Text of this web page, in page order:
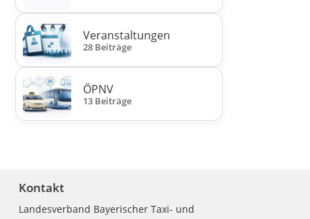
Veranstaltungen
28 Beiträge
ÖPNV
13 Beiträge
Kontakt
Landesverband Bayerischer Taxi- und